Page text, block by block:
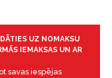
UZ NOMAKSU
IEMAKSAS UN AR
savas iespējas